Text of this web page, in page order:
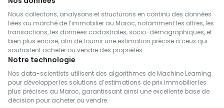
Immobilier à vendre à Khouribga
Immobilier à vendre à Béni Mellal
Immobilier à vendre à Larache
Immobilier à vendre à Taza
Immobilier à vendre à Oued Ed-Dahab
Immobilier à vendre à Sidi Bennour
Immobilier à vendre à Chichaoua
Appartements à vendre à Safi
Appartements à vendre à Berkane
Appartements à vendre à Khouribga
Appartements à vendre à Larache
Appartements à vendre à Taza
Appartements à vendre à Sidi Bennour
Appartements à vendre à Oujda-Angad
Villas à vendre à Médiouna
Villas à vendre à Meknès
Villas à vendre à Taroudannt
Villas à vendre à Inezgane- Ait Melloul
Villas à vendre à M'Diq-Fnideq
Villas à vendre à Settat
Nous collectons, analysons et structurons en continu des données
liées au marché de l’immobilier au Maroc, notamment les offres, les
transactions, les données cadastrales, socio-démographiques, et
bien plus encore, afin de fournir une estimation précise à ceux qui
souhaitent acheter ou vendre des propriétés.
Notre technologie
Nos data-scientists utilisent des algorithmes de Machine Learning
pour développer les solutions d’estimations de prix immobilier les
plus précises au Maroc, garantissant ainsi une excellente base de
décision pour acheter ou vendre.